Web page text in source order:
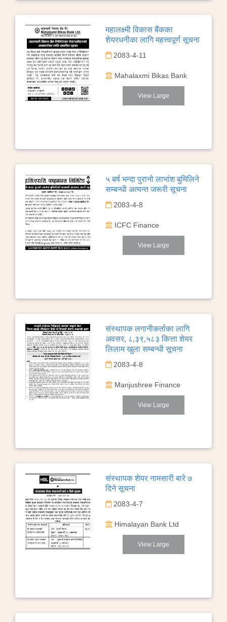
महालक्ष्मी विकास बैंकका
शेयरधनीका लागि महत्त्वपूर्ण सूचना
2083-4-11
Mahalaxmi Bikas Bank
View Large
५ बर्ष भन्दा पुरानो लाभांश बुमिलिने
सम्बन्धी अत्यन्त जरूरी सूचना
2083-4-8
ICFC Finance
View Large
संस्थापक लगानीकर्ताका लागि
अवसर, ८,३९,५८३ कित्ता शेयर
लिलाम खुला सम्बन्धी सूचना
2083-4-8
Manjushree Finance
View Large
संस्थापक शेयर नामसारी बारे ७
दिने सूचना
2083-4-7
Himalayan Bank Ltd
View Large